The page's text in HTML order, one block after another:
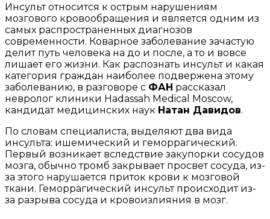
Инсульт относится к острым нарушениям
мозгового кровообращения и является одним из
самых распространенных диагнозов
современности. Коварное заболевание зачастую
делит путь человека на до и после, а то и вовсе
лишает его жизни. Как распознать инсульт и какая
категория граждан наиболее подвержена этому
заболеванию, в разговоре с ФАН рассказал
невролог клиники Hadassah Medical Moscow,
кандидат медицинских наук Натан Давидов.
По словам специалиста, выделяют два вида
инсульта: ишемический и геморрагический.
Первый возникает вследствие закупорки сосудов
мозга, обычно тромб закрывает просвет сосуда, из-
за этого нарушается приток крови к мозговой
ткани. Геморрагический инсульт происходит из-
за разрыва сосуда и кровоизлияния в мозг.